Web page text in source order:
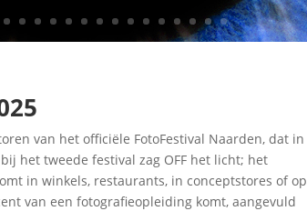
van het officiële FotoFestival Naarden, dat in
het tweede festival zag OFF het licht; het
in winkels, restaurants, in conceptstores of op
van een fotografieopleiding komt, aangevuld